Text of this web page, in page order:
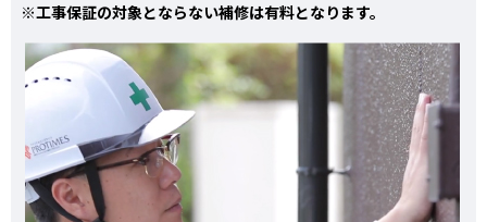
※工事保証の対象とならない補修は有料となります。